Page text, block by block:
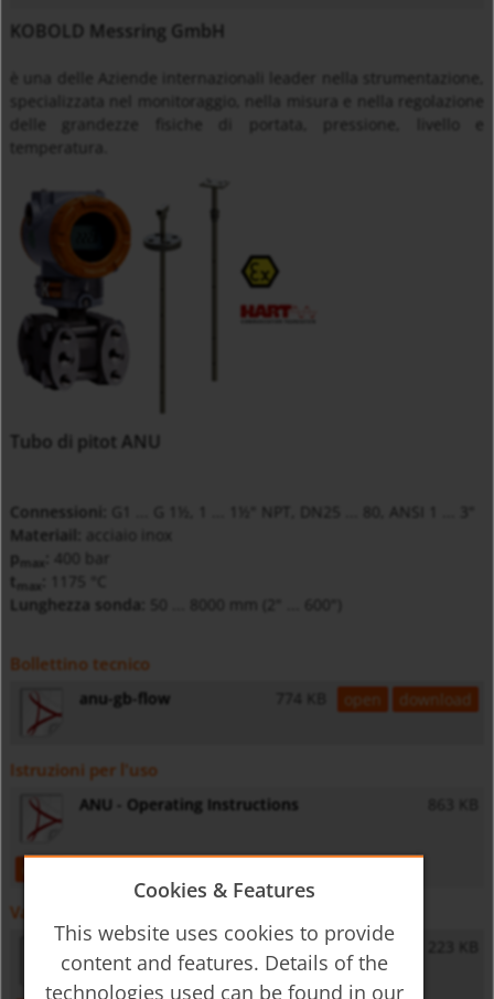
KOBOLD Messring GmbH
è una delle Aziende internazionali leader nella strumentazione,
specializzata nel monitoraggio, nella misura e nella regolazione
delle grandezze fisiche di portata, pressione, livello e
Tubo di pitot ANU
Connessioni:
G1 ... G 1½, 1 ... 1½" NPT, DN25 ... 80, ANSI 1 ... 3"
Materiail:
acciaio inox
p
max
400 bar
t
max
Lunghezza sonda:
Bollettino tecnico
anu-gb-flow 774 KB open download
Istruzioni per l'uso
ANU - Operating Instructions 863 KB
Varie
General Safety Instructions 223 KB
Cookies & Features
This website uses cookies to provide
content and features. Details of the
technologies used can be found in our